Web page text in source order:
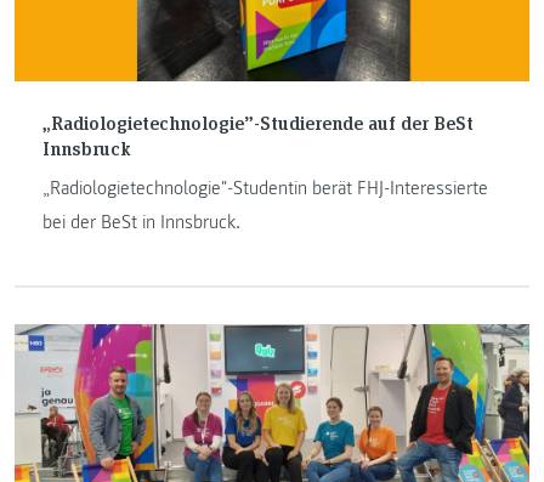
„Radiologietechnologie”-Studierende auf der BeSt
Innsbruck
„Radiologietechnologie"-Studentin berät FHJ-Interessierte
bei der BeSt in Innsbruck.